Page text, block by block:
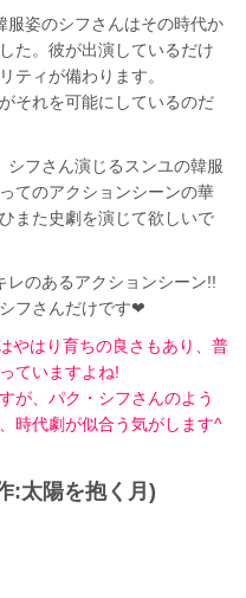
服姿のシフさんはその時代か
た。彼が出演しているだけ
ティが備わります。
それを可能にしているのだ
シフさん演じるスンユの韓服
てのアクションシーンの華
また史劇を演じて欲しいで
レのあるアクションシーン!!
フさんだけです❤︎
やはり育ちの良さもあり、普
ていますよね!
が、パク・シフさんのよう
時代劇が似合う気がします^
:太陽を抱く月)